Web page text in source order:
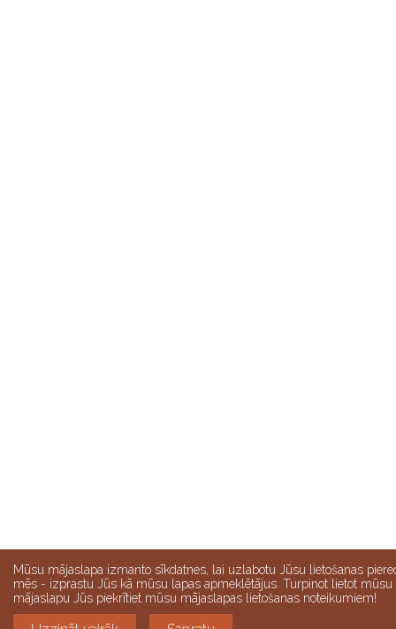
Mūsu mājaslapa izmanto sīkdatnes, lai uzlabotu Jūsu lietošanas
mēs - izprastu Jūs kā mūsu lapas apmeklētājus. Turpinot lietot mūsu
mājaslapu Jūs piekrītiet mūsu mājaslapas lietošanas noteikumiem!